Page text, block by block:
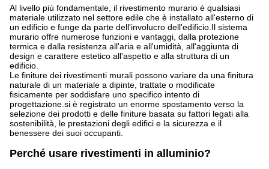
Al livello più fondamentale, il rivestimento murario è qualsiasi
materiale utilizzato nel settore edile che è installato all'esterno di
un edificio e funge da parte dell'involucro dell'edificio.Il sistema
murario offre numerose funzioni e vantaggi, dalla protezione
termica e dalla resistenza all'aria e all'umidità, all'aggiunta di
design e carattere estetico all'aspetto e alla struttura di un
edificio.
Le finiture dei rivestimenti murali possono variare da una finitura
naturale di un materiale a dipinte, trattate o modificate
fisicamente per soddisfare uno specifico intento di
progettazione.si è registrato un enorme spostamento verso la
selezione dei prodotti e delle finiture basata su fattori legati alla
sostenibilità, le prestazioni degli edifici e la sicurezza e il
benessere dei suoi occupanti.
Perché usare rivestimenti in alluminio?